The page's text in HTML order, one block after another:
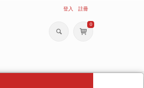
登入 註冊
0